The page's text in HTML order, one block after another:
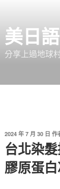
美日
分享上過地球
發
佈
於
2024 年 7 月 30 日 作
台北染
膠原蛋